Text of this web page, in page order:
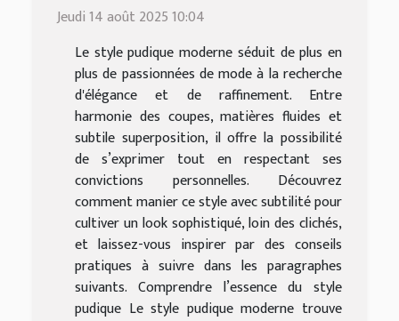
Jeudi 14 août 2025 10:04
Le style pudique moderne séduit de plus en
plus de passionnées de mode à la recherche
d'élégance et de raffinement. Entre
harmonie des coupes, matières fluides et
subtile superposition, il offre la possibilité
de s’exprimer tout en respectant ses
convictions personnelles. Découvrez
comment manier ce style avec subtilité pour
cultiver un look sophistiqué, loin des clichés,
et laissez-vous inspirer par des conseils
pratiques à suivre dans les paragraphes
suivants. Comprendre l’essence du style
pudique Le style pudique moderne trouve